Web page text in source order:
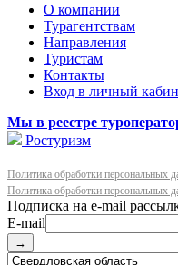
О компании
Турагентствам
Направления
Туристам
Контакты
Вход в личный
Мы в реестре
Ростуризм
Политика обработки
Политика обработки
E-mail
→